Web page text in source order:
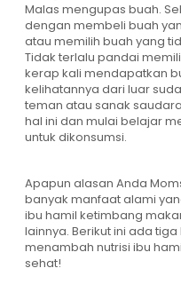
Malas mengupas buah.
dengan membeli buah
atau memilih buah yang
Tidak terlalu pandai
kerap kali mendapatkan
kelihatannya dari luar
teman atau sanak
hal ini dan mulai belajar
untuk dikonsumsi.
Apapun alasan Anda
banyak manfaat alami
ibu hamil ketimbang
lainnya. Berikut ini ada
menambah nutrisi ibu
sehat!